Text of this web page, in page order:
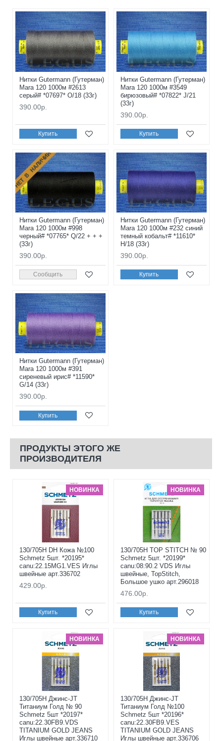
Нитки Gutermann (Гутерман)
Mara 120 1000м #2613
серый# *07697* O/18 (33г)
390.00р.
Купить
Нитки Gutermann (Гутерман)
Mara 120 1000м #3549
бирюзовый# *07822* J/21
(33г)
390.00р.
Купить
НЕТ В НАЛИЧИИ
Нитки Gutermann (Гутерман)
Mara 120 1000м #998
черный# *07765* Q/22 + + +
(33г)
390.00р.
Сообщить
Нитки Gutermann (Гутерман)
Mara 120 1000м #232 синий
темный кобальт# *11610*
H/18 (33г)
390.00р.
Купить
Нитки Gutermann (Гутерман)
Mara 120 1000м #391
сиреневый ирис# *11590*
G/14 (33г)
390.00р.
Купить
ПРОДУКТЫ ЭТОГО ЖЕ
ПРОИЗВОДИТЕЛЯ
НОВИНКА
130/705H DH Кожа №100
Schmetz 5шт. *20195*
canu:22.15MG1.VES Иглы
швейные арт.336702
429.00р.
Купить
НОВИНКА
130/705H TOP STITCH № 90
Schmetz 5шт. *20199*
canu:08:90.2 VDS Иглы
швейные, TopStitch,
Большое ушко арт.296018
476.00р.
Купить
НОВИНКА
130/705H Джинс-JT
Титаниум Голд № 90
Schmetz 5шт *20197*
canu:22.30FB9.VDS
TITANIUM GOLD JEANS
Иглы швейные арт.336710
НОВИНКА
130/705H Джинс-JT
Титаниум Голд №100
Schmetz 5шт *20196*
canu:22.30FB9.VES
TITANIUM GOLD JEANS
Иглы швейные арт.336706